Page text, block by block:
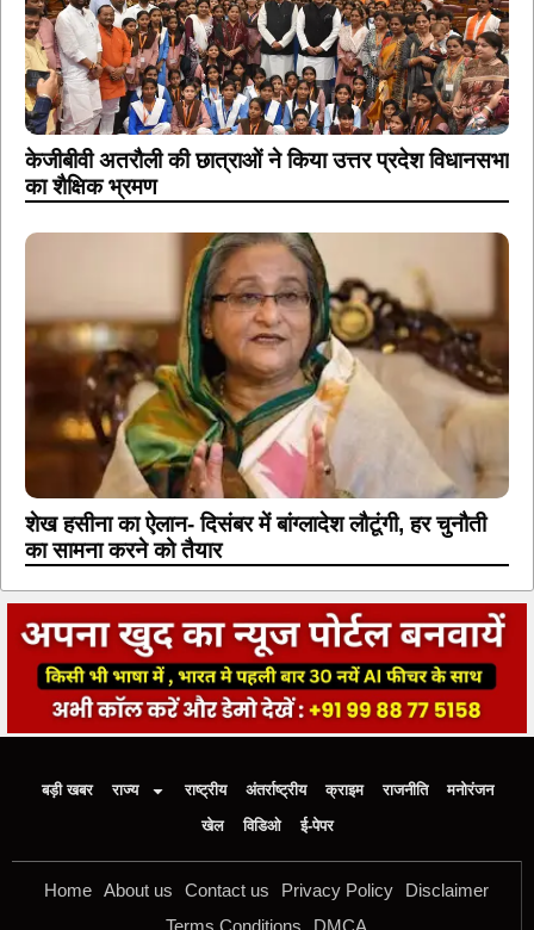
केजीबीवी अतरौली की छात्राओं ने किया उत्तर प्रदेश विधानसभा
का शैक्षिक भ्रमण
शेख हसीना का ऐलान- दिसंबर में बांग्लादेश लौटूंगी, हर चुनौती
का सामना करने को तैयार
बड़ी खबर राज्य राष्ट्रीय अंतर्राष्ट्रीय क्राइम राजनीति
मनोरंजन
खेल
विडिओ ई-पेपर
Home About us Contact us Privacy Policy
Disclaimer